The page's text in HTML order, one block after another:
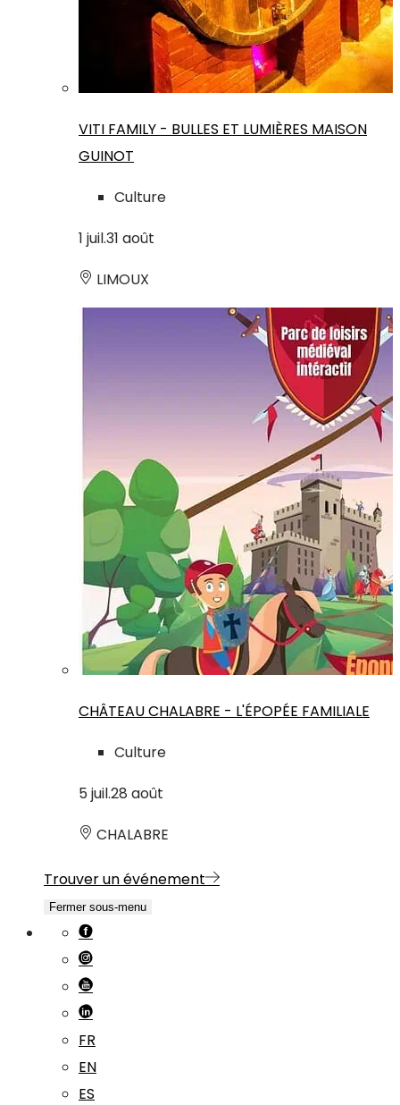
VITI FAMILY - BULLES ET LUMIÈRES MAISON
GUINOT
Culture
1 juil.31 août
LIMOUX
CHÂTEAU CHALABRE - L'ÉPOPÉE FAMILIALE
Culture
5 juil.28 août
CHALABRE
Trouver un événement
Fermer sous-menu
FR
EN
ES